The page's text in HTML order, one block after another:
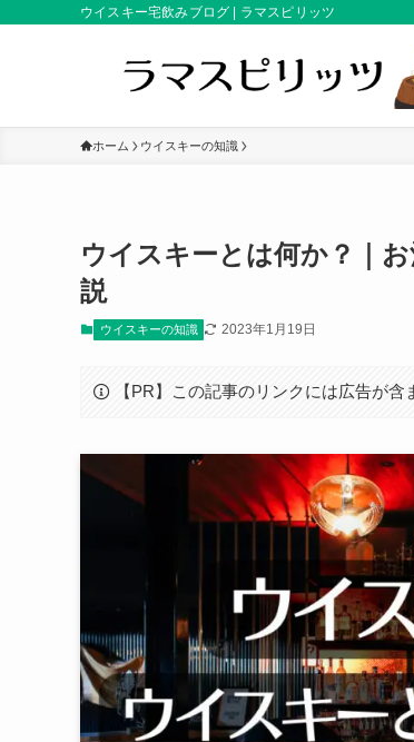
ウイスキー宅飲みブログ | ラマスピリッツ
ホーム ウイスキーの知識
ウイスキーとは何か？｜
説
ウイスキーの知識 2023年1月19日
【PR】この記事のリンクには広告が含